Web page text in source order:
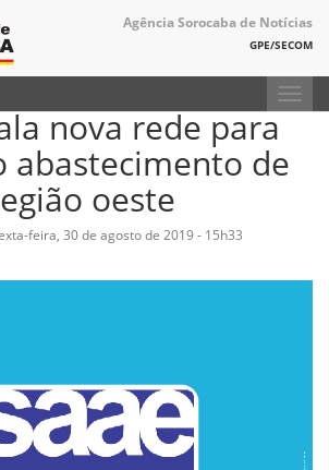
Agência Sorocaba de Notícias
GPE/SECOM
nova rede para
abastecimento de
oeste
feira, 30 de agosto de 2019 - 15h33